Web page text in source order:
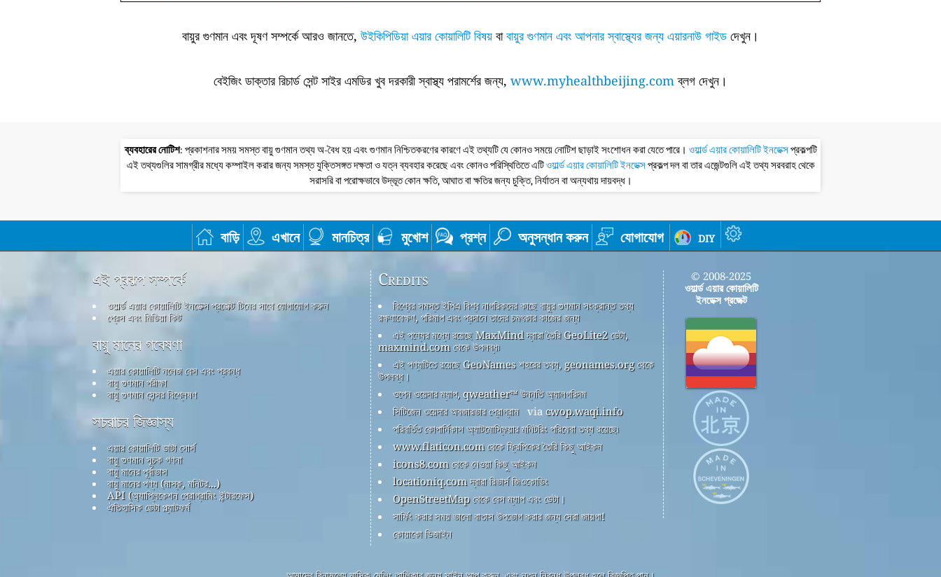
বায়ুর গুণমান এবং দূষণ সম্পর্কে আরও জানতে, উইকিপিডিয়া এয়ার কোয়ালিটি বিষয় বাবায়ুর গুণমান এবং আপনার স্বাস্থ্যের জন্য এয়ারনাউ গাইড দেখুন।
বেইজিং ডাক্তার রিচার্ড সেন্ট সাইর এমডির খুব দরকারী স্বাস্থ্য পরামর্শের জন্য, www.myhealthbeijing.comব্লগ দেখুন।
ব্যবহারের নোটিশ: প্রকাশনার সময় সমস্ত বায়ু গুণমান তথ্য অ-বৈধ হয় এবং গুণমান নিশ্চিতকরণের কারণে এই তথ্যটি যে কোনও সময়ে নোটিশ ছাড়াই সংশোধন করা যেতে পারে। ওয়ার্ল্ড এয়ার কোয়ালিটি ইনডেক্সপ্রকল্পটি
এই তথ্যগুলির সামগ্রীর মধ্যে কম্পাইল করার জন্য সমস্ত যুক্তিসঙ্গত দক্ষতা ও যত্ন ব্যবহার করেছে এবং কোনও পরিস্থিতিতে এটিওয়ার্ল্ড এয়ার কোয়ালিটি ইনডেক্সপ্রকল্প দল বা তার এজেন্টগুলি এই তথ্য সরবরাহ থেকে
সরাসরি বা পরোক্ষভাবে উদ্ভূত কোন ক্ষতি, আঘাত বা ক্ষতির জন্য চুক্তি, নির্যাতন বা অন্যথায় দায়বদ্ধ।
বাড়ি এখানে মানচিত্র মুখোশ প্রশ্ন অনুসন্ধান করুন যোগাযোগ diy
এই প্রকল্প সম্পর্কে
ওয়ার্ল্ড এয়ার কোয়ালিটি ইনডেক্স প্রজেক্ট টিমের সাথে যোগাযোগ করুন
প্রেস এবং মিডিয়া কিট
বায়ু মানের গবেষণা
এয়ার কোয়ালিটি নলেজ বেস এবং প্রবন্ধ
বায়ু গুণমান পরীক্ষা
বায়ু গুণমান সেন্সর বিশ্লেষণ
সচরাচর জিজ্ঞাস্য
এয়ার কোয়ালিটি ডাটা সোর্স
বায়ু গুণমান সূচক গণনা
বায়ু মানের পূর্বাভাস
বায়ু মানের পণ্য (মাস্ক, মনিটর...)
API (অ্যাপ্লিকেশন প্রোগ্রামিং ইন্টারফেস)
ঐতিহাসিক ডেটা প্ল্যাটফর্ম
Credits
বিশ্বের সমস্ত ইপিএ বিশ্ব নাগরিকদের কাছে বায়ুর গুণমান সংক্রান্ত তথ্য
রক্ষণাবেক্ষণ, পরিমাপ এবং প্রদানে তাদের চমৎকার কাজের জন্য
এই পণ্যের মধ্যে রয়েছে MaxMind দ্বারা তৈরি GeoLite2 ডেটা,
maxmind.com থেকে উপলব্ধ৷
এই পণ্যটিতে রয়েছে GeoNames শহরের তথ্য, geonames.org থেকে
উপলব্ধ।
ওপেন ওয়েদার ম্যাপ, qweather™ উন্নতি অ্যালগরিদম
সিটিজেন ওয়েদার অবজারভার প্রোগ্রাম via cwop.waqi.info
পরিবর্তিত কোপার্নিকাস অ্যাটমোস্ফিয়ার মনিটরিং পরিষেবা তথ্য রয়েছে৷
www.flaticon.com থেকে ফ্রিপিকের তৈরি কিছু আইকন
icons8.com থেকে নেওয়া কিছু আইকন
locationiq.com দ্বারা রিভার্স জিওকোডিং
OpenStreetMap থেকে বেস ম্যাপ এবং ডেটা।
সার্ফিং করার সময় ভালো বাতাস উপভোগ করার জন্য সেরা জায়গা!
কোয়াকো ডিজাইন
© 2008-2025
ওয়ার্ল্ড এয়ার কোয়ালিটি
ইনডেক্স প্রজেক্ট